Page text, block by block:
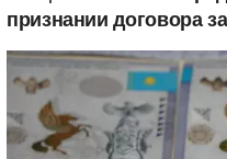
признании договора